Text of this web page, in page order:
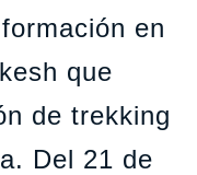
en
que
de trekking
Del 21 de